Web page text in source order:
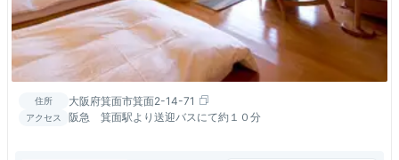
住所 大阪府箕面市箕面2-14-71
アクセス 阪急 箕面駅より送迎バスにて約１０分